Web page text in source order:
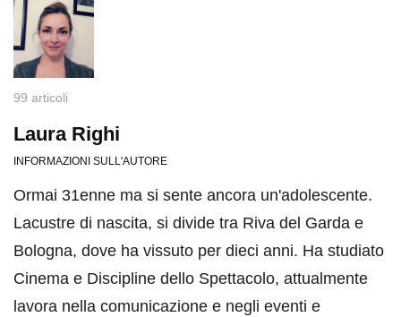
99 articoli
Laura Righi
INFORMAZIONI SULL'AUTORE
Ormai 31enne ma si sente ancora un'adolescente.
Lacustre di nascita, si divide tra Riva del Garda e
Bologna, dove ha vissuto per dieci anni. Ha studiato
Cinema e Discipline dello Spettacolo, attualmente
lavora nella comunicazione e negli eventi e